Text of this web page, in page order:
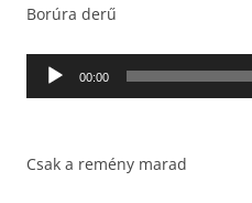
Borúra derű
Audió
00:00
Csak a remény marad